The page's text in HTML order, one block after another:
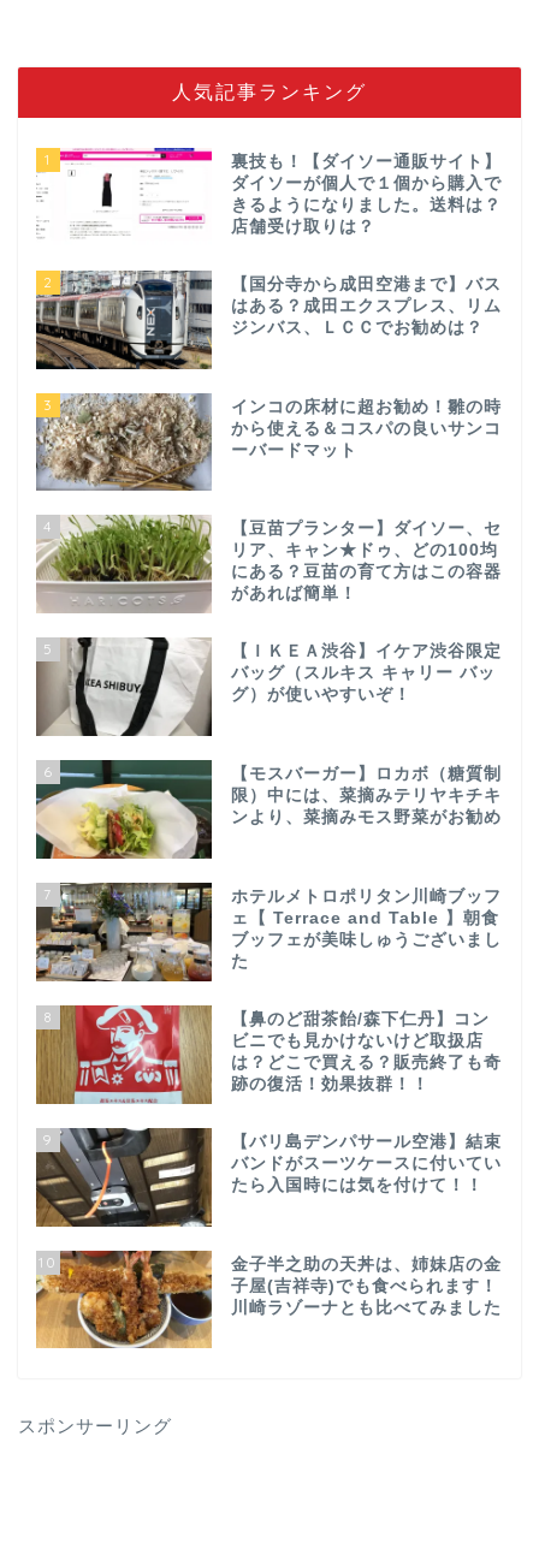
人気記事ランキング
1
裏技も！【ダイソー通販サイト】
ダイソーが個人で１個から購入で
きるようになりました。送料は？
店舗受け取りは？
2
【国分寺から成田空港まで】バス
はある？成田エクスプレス、リム
ジンバス、ＬＣＣでお勧めは？
3
インコの床材に超お勧め！雛の時
から使える＆コスパの良いサンコ
ーバードマット
4
【豆苗プランター】ダイソー、セ
リア、キャン★ドゥ、どの100均
にある？豆苗の育て方はこの容器
があれば簡単！
5
【ＩＫＥＡ渋谷】イケア渋谷限定
バッグ（スルキス キャリー バッ
グ）が使いやすいぞ！
6
【モスバーガー】ロカボ（糖質制
限）中には、菜摘みテリヤキチキ
ンより、菜摘みモス野菜がお勧め
7
ホテルメトロポリタン川崎ブッフ
ェ【 Terrace and Table 】朝食
ブッフェが美味しゅうございまし
た
8
【鼻のど甜茶飴/森下仁丹】コン
ビニでも見かけないけど取扱店
は？どこで買える？販売終了も奇
跡の復活！効果抜群！！
9
【バリ島デンパサール空港】結束
バンドがスーツケースに付いてい
たら入国時には気を付けて！！
10
金子半之助の天丼は、姉妹店の金
子屋(吉祥寺)でも食べられます！
川崎ラゾーナとも比べてみました
スポンサーリング